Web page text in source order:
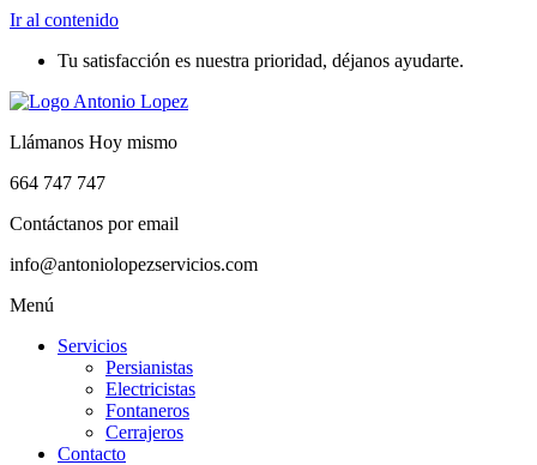
Ir al contenido
Tu satisfacción es nuestra prioridad, déjanos ayudarte.
Llámanos Hoy mismo
664 747 747
Contáctanos por email
info@antoniolopezservicios.com
Menú
Servicios
Persianistas
Electricistas
Fontaneros
Cerrajeros
Contacto